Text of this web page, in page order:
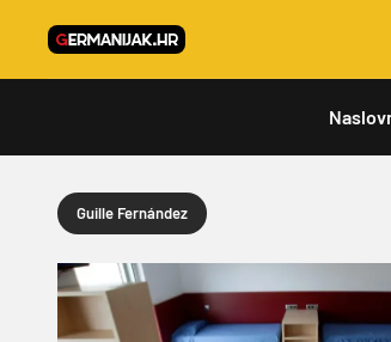
Guille Fernández